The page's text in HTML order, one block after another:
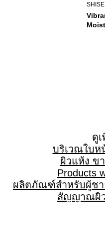
ดู
บริเวณใบห
ผิวแห้ง ข
Products
ผลิตภัณฑ์สำหรับผู้ชา
สัญญาณผิ